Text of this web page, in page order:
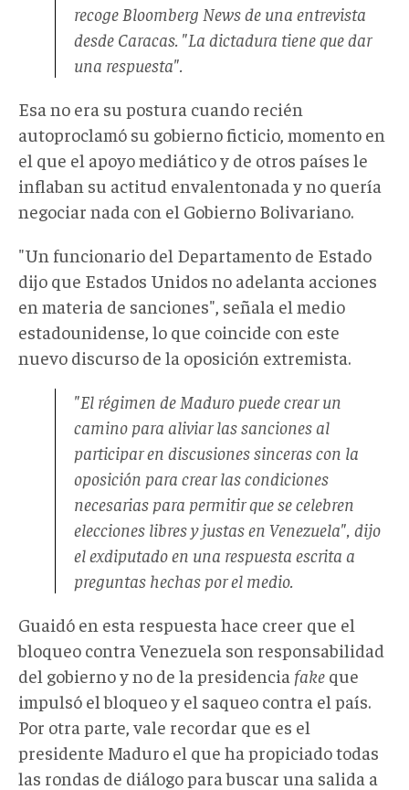
recoge Bloomberg News de una entrevista
desde Caracas. "La dictadura tiene que dar
una respuesta".
Esa no era su postura cuando recién
autoproclamó su gobierno ficticio, momento en
el que el apoyo mediático y de otros países le
inflaban su actitud envalentonada y no quería
negociar nada con el Gobierno Bolivariano.
"Un funcionario del Departamento de Estado
dijo que Estados Unidos no adelanta acciones
en materia de sanciones", señala el medio
estadounidense, lo que coincide con este
nuevo discurso de la oposición extremista.
"El régimen de Maduro puede crear un
camino para aliviar las sanciones al
participar en discusiones sinceras con la
oposición para crear las condiciones
necesarias para permitir que se celebren
elecciones libres y justas en Venezuela", dijo
el exdiputado en una respuesta escrita a
preguntas hechas por el medio.
Guaidó en esta respuesta hace creer que el
bloqueo contra Venezuela son responsabilidad
del gobierno y no de la presidencia fake que
impulsó el bloqueo y el saqueo contra el país.
Por otra parte, vale recordar que es el
presidente Maduro el que ha propiciado todas
las rondas de diálogo para buscar una salida a